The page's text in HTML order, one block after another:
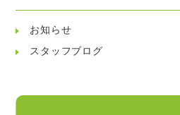
お知らせ
スタッフブログ